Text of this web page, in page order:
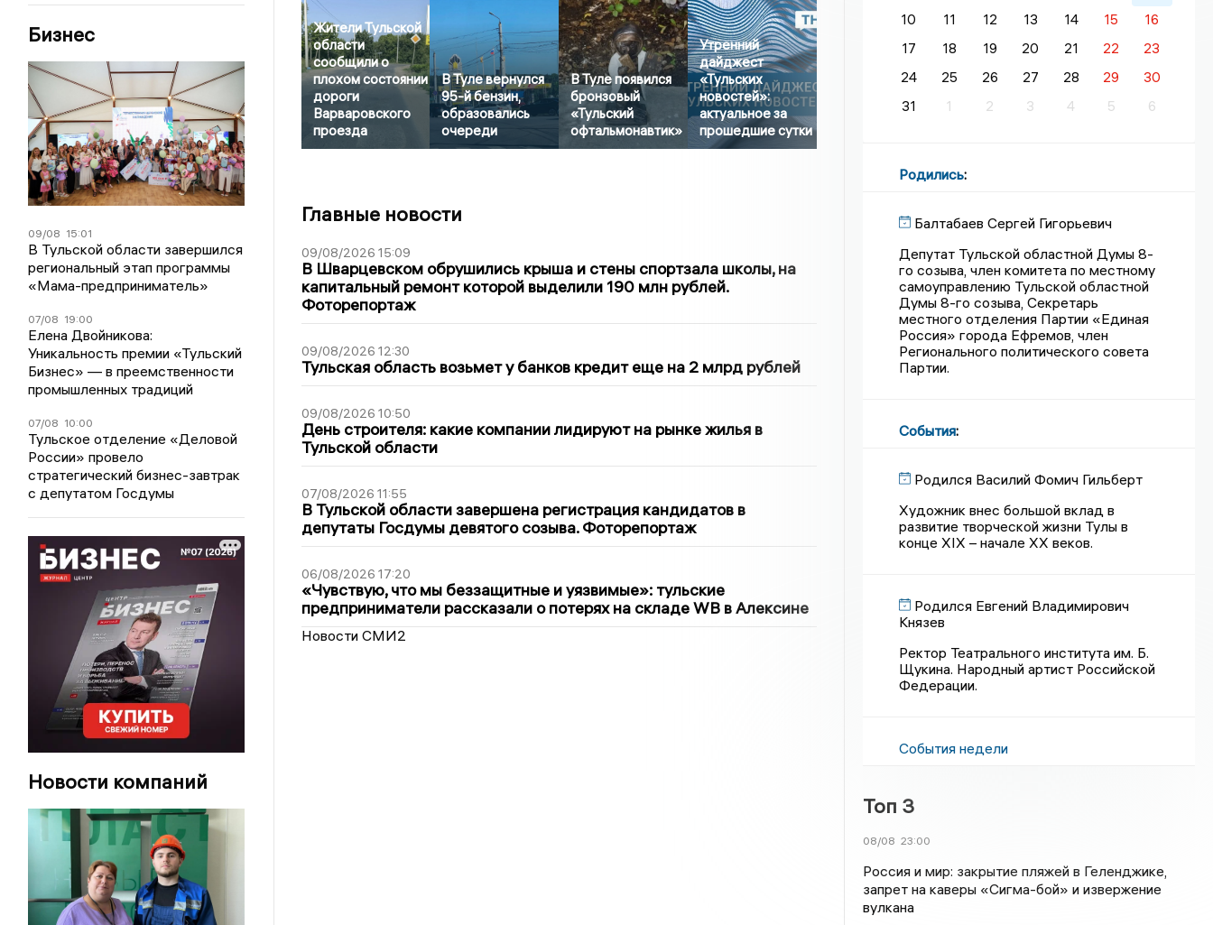
Бизнес
09/08 15:01
В Тульской области завершился
региональный этап программы
«Мама-предприниматель»
07/08 19:00
Елена Двойникова:
Уникальность премии «Тульский
Бизнес» — в преемственности
промышленных традиций
07/08 10:00
Тульское отделение «Деловой
России» провело
стратегический бизнес-завтрак
с депутатом Госдумы
Новости компаний
Жители Тульской
области
сообщили о
плохом состоянии
дороги
Варваровского
проезда
В Туле вернулся
95-й бензин,
образовались
очереди
В Туле появился
бронзовый
«Тульский
офтальмонавтик»
Утренний
дайджест
«Тульских
новостей»:
актуальное за
прошедшие сутки
Главные новости
09/08/2026 15:09
В Шварцевском обрушились крыша и стены спортзала школы, на
капитальный ремонт которой выделили 190 млн рублей.
Фоторепортаж
09/08/2026 12:30
Тульская область возьмет у банков кредит еще на 2 млрд рублей
09/08/2026 10:50
День строителя: какие компании лидируют на рынке жилья в
Тульской области
07/08/2026 11:55
В Тульской области завершена регистрация кандидатов в
депутаты Госдумы девятого созыва. Фоторепортаж
06/08/2026 17:20
«Чувствую, что мы беззащитные и уязвимые»: тульские
предприниматели рассказали о потерях на складе WB в Алексине
Новости СМИ2
10
11 12 13 14 15
16
17
18 19 20 21 22
23
24
25 26 27 28 29
30
31
1 2 3 4 5 6
Родились:
Балтабаев Сергей Гигорьевич
Депутат Тульской областной Думы 8-
го созыва, член комитета по местному
самоуправлению Тульской областной
Думы 8-го созыва, Секретарь
местного отделения Партии «Единая
Россия» города Ефремов, член
Регионального политического совета
Партии.
События:
Родился Василий Фомич Гильберт
Художник внес большой вклад в
развитие творческой жизни Тулы в
конце XIX – начале XX веков.
Родился Евгений Владимирович
Князев
Ректор Театрального института им. Б.
Щукина. Народный артист Российской
Федерации.
События недели
Топ 3
08/08 23:00
Россия и мир: закрытие пляжей в Геленджике,
запрет на каверы «Сигма-бой» и извержение
вулкана